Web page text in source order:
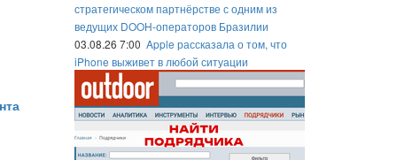
стратегическом партнёрстве с одним из
ведущих DOOH-операторов Бразилии
03.08.26 7:00 Apple рассказала о том, что
iPhone выживет в любой ситуации